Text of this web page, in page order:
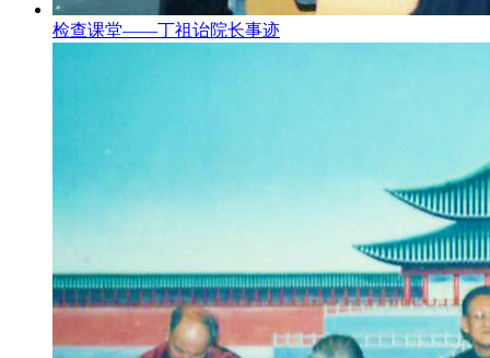
检查课堂——丁祖诒院长事迹